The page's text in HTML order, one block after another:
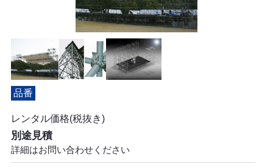
品番
レンタル価格(税抜き)
別途見積
詳細はお問い合わせください